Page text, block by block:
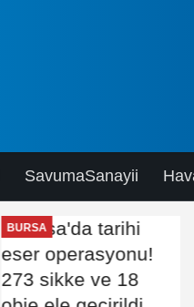
SavumaSanayii
BURSA